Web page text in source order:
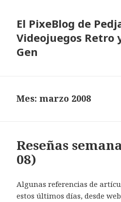
El PixeBlog de
Videojuegos Retro
Gen
Mes:marzo 2008
Reseñas
08)
Algunas referencias de
estos últimos días, desde